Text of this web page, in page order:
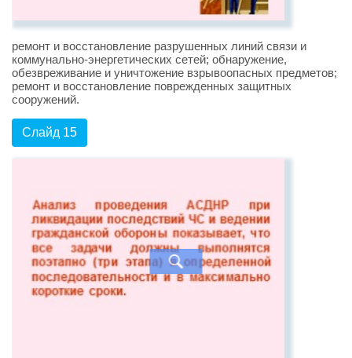
ремонт и восстановление разрушенных линий связи и
коммунально-энергетических сетей; обнаружение,
обезвреживание и уничтожение взрывоопасных предметов;
ремонт и восстановление поврежденных защитных
сооружений.
Слайд 15